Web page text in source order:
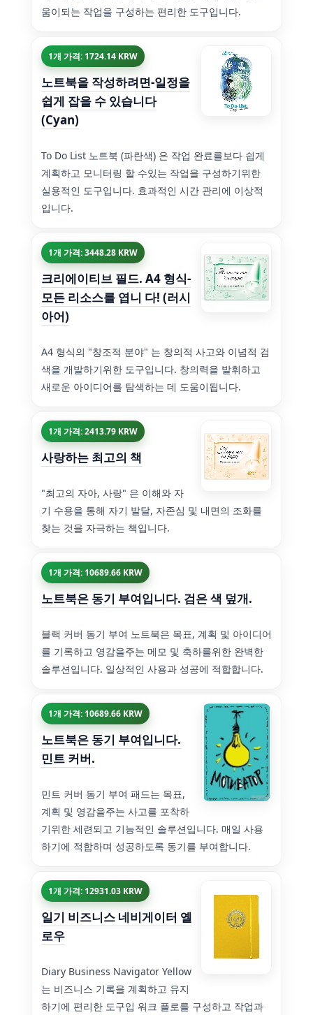
움이되는 작업을 구성하는 편리한 도구입니다.
1개 가격: 1724.14 KRW
노트북을 작성하려면-일정을
쉽게 잡을 수 있습니다
(Cyan)
To Do List 노트북 (파란색) 은 작업 완료를보다 쉽게
계획하고 모니터링 할 수있는 작업을 구성하기위한
실용적인 도구입니다. 효과적인 시간 관리에 이상적
입니다.
1개 가격: 3448.28 KRW
크리에이티브 필드. A4 형식-
모든 리소스를 엽니 다! (러시
아어)
A4 형식의 "창조적 분야" 는 창의적 사고와 이념적 검
색을 개발하기위한 도구입니다. 창의력을 발휘하고
새로운 아이디어를 탐색하는 데 도움이됩니다.
1개 가격: 2413.79 KRW
사랑하는 최고의 책
"최고의 자아, 사랑" 은 이해와 자
기 수용을 통해 자기 발달, 자존심 및 내면의 조화를
찾는 것을 자극하는 책입니다.
1개 가격: 10689.66 KRW
노트북은 동기 부여입니다. 검은 색 덮개.
블랙 커버 동기 부여 노트북은 목표, 계획 및 아이디어
를 기록하고 영감을주는 메모 및 축하를위한 완벽한
솔루션입니다. 일상적인 사용과 성공에 적합합니다.
1개 가격: 10689.66 KRW
노트북은 동기 부여입니다.
민트 커버.
민트 커버 동기 부여 패드는 목표,
계획 및 영감을주는 사고를 포착하
기위한 세련되고 기능적인 솔루션입니다. 매일 사용
하기에 적합하며 성공하도록 동기를 부여합니다.
1개 가격: 12931.03 KRW
일기 비즈니스 네비게이터 옐
로우
Diary Business Navigator Yellow
는 비즈니스 기록을 계획하고 유지
하기에 편리한 도구입 워크 플로를 구성하고 작업과